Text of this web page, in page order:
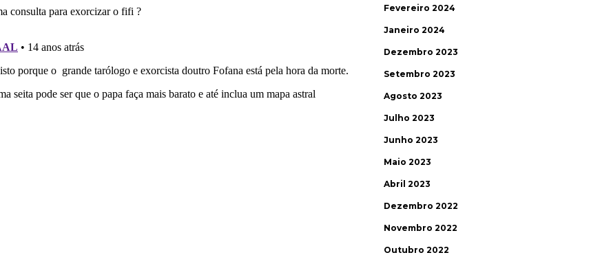
Fevereiro 2024
Janeiro 2024
Dezembro 2023
Setembro 2023
Agosto 2023
Julho 2023
Junho 2023
Maio 2023
Abril 2023
Dezembro 2022
Novembro 2022
Outubro 2022